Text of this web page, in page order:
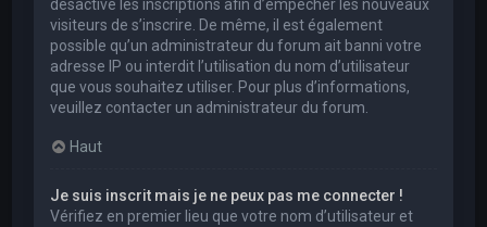
désactivé les inscriptions afin d’empêcher les nouveaux
visiteurs de s’inscrire. De même, il est également
possible qu’un administrateur du forum ait banni votre
adresse IP ou interdit l’utilisation du nom d’utilisateur
que vous souhaitez utiliser. Pour plus d’informations,
veuillez contacter un administrateur du forum.
Haut
Je suis inscrit mais je ne peux pas me connecter !
Vérifiez en premier lieu que votre nom d’utilisateur et